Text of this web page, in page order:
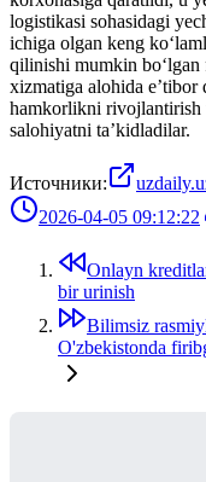
logistikasi sohasidagi
ichiga olgan keng
qilinishi mumkin bo‘lgan
xizmatiga alohida
hamkorlikni rivojlantirish
salohiyatni ta’kidladilar.
Источники:
2026-04-05 09:12:22
Onlayn
bir urinish
Bilimsiz
O'zbekistonda